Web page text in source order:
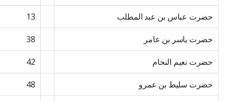
حضرت عباس بن عبد المطلب 13
حضرت یاسر بن عامر 38
حضرت نعیم النحام 42
حضرت سلیط بن عمرو 48